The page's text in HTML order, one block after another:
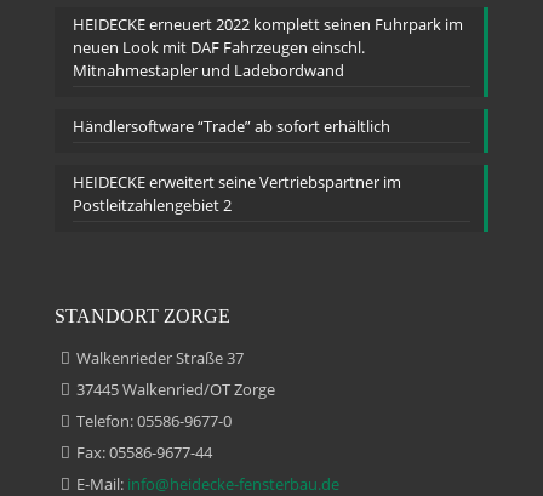
HEIDECKE erneuert 2022 komplett seinen Fuhrpark im
neuen Look mit DAF Fahrzeugen einschl.
Mitnahmestapler und Ladebordwand
Händlersoftware “Trade” ab sofort erhältlich
HEIDECKE erweitert seine Vertriebspartner im
Postleitzahlengebiet 2
STANDORT ZORGE
Walkenrieder Straße 37
37445 Walkenried/OT Zorge
Telefon: 05586-9677-0
Fax: 05586-9677-44
E-Mail: info@heidecke-fensterbau.de